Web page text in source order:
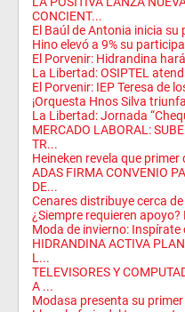
CONCIENT...
El Baúl de Antonia inicia su
Hino elevó a 9% su
El Porvenir: Hidrandina
La Libertad: OSIPTEL
El Porvenir: IEP Teresa de
¡Orquesta Hnos Silva
La Libertad: Jornada
MERCADO LABORAL:
TR...
Heineken revela que
ADAS FIRMA CONVENIO
DE...
Cenares distribuye cerca
¿Siempre requieren
Moda de invierno: Inspírate
HIDRANDINA ACTIVA
L...
TELEVISORES Y
A ...
Modasa presenta su primer